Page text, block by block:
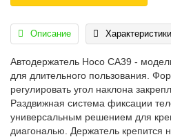
Описание Характеристики
Автодержатель Hoco CA39 -
для длительного пользования.
регулировать угол наклона
Раздвижная система фиксации
универсальным решением для
диагональю. Держатель крепится